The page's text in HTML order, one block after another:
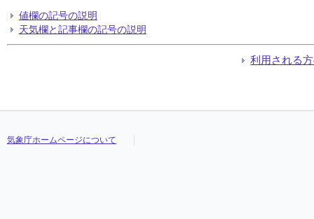
24
24
24
24
値欄の記号の説明
天気欄と記事欄の記号の説明
利用される
気象庁ホームページについて